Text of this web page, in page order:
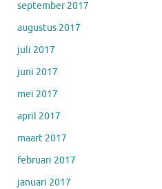
september 2017
augustus 2017
juli 2017
juni 2017
mei 2017
april 2017
maart 2017
februari 2017
januari 2017